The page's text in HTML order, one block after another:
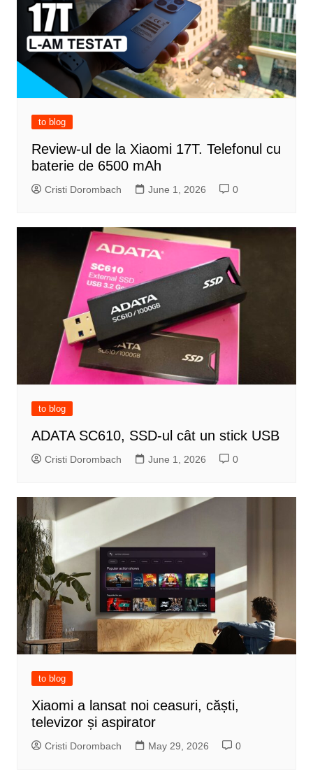
to blog
Review-ul de la Xiaomi 17T. Telefonul cu
baterie de 6500 mAh
Cristi Dorombach June 1, 2026 0
to blog
ADATA SC610, SSD-ul cât un stick USB
Cristi Dorombach June 1, 2026 0
to blog
Xiaomi a lansat noi ceasuri, căști,
televizor și aspirator
Cristi Dorombach May 29, 2026 0